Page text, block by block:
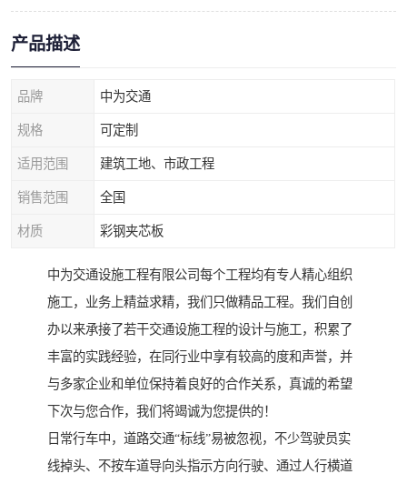
产品描述
品牌 中为交通
规格 可定制
适用范围 建筑工地、市政工程
销售范围 全国
材质 彩钢夹芯板
中为交通设施工程有限公司每个工程均有专人精心组织
施工，业务上精益求精，我们只做精品工程。我们自创
办以来承接了若干交通设施工程的设计与施工，积累了
丰富的实践经验，在同行业中享有较高的度和声誉，并
与多家企业和单位保持着良好的合作关系，真诚的希望
下次与您合作，我们将竭诚为您提供的！
日常行车中，道路交通“标线”易被忽视，不少驾驶员实
线掉头、不按车道导向头指示方向行驶、通过人行横道